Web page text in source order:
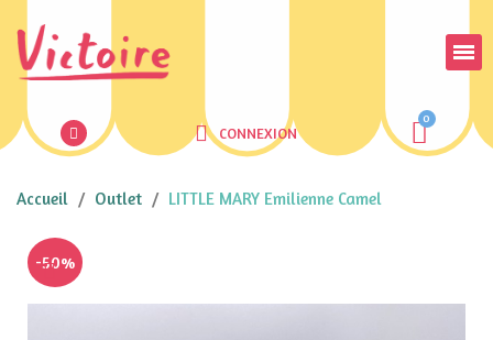
CONNEXION
Accueil Outlet LITTLE MARY Emilienne Camel
-50%